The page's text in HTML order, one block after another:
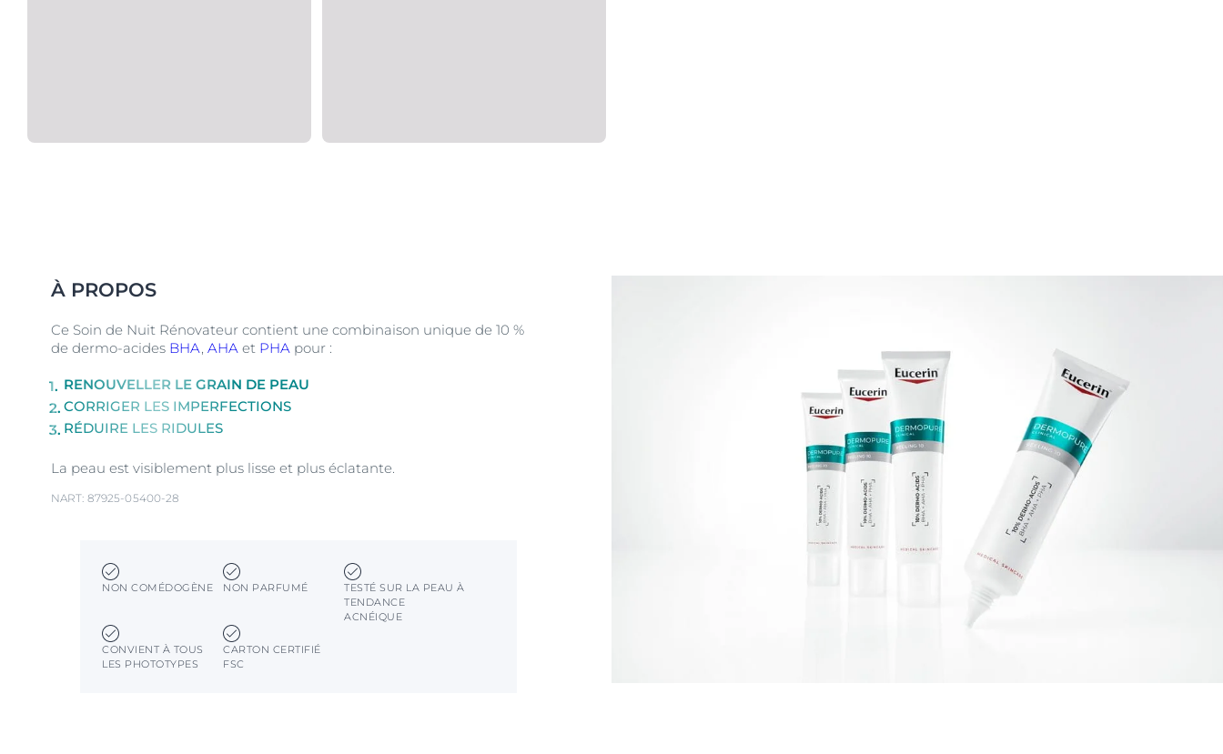
À PROPOS
NART: 87925-05400-28
Ce Soin de Nuit Rénovateur contient une combinaison unique de 10 %
de dermo-acides BHA, AHA et PHA pour :
RENOUVELLER LE GRAIN DE PEAU
CORRIGER LES IMPERFECTIONS
RÉDUIRE LES RIDULES
La peau est visiblement plus lisse et plus éclatante.
NON COMÉDOGÈNE NON PARFUMÉ
TESTÉ SUR LA PEAU À
TENDANCE
ACNÉIQUE
CONVIENT À TOUS
LES PHOTOTYPES
CARTON CERTIFIÉ
FSC